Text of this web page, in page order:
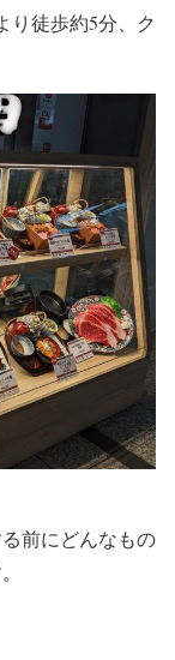
り徒歩約5分、ク
前にどんなもの